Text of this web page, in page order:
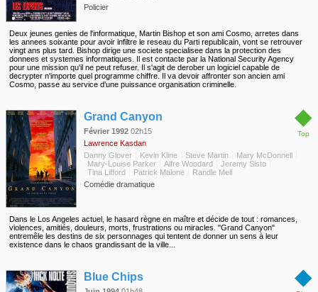
Policier
Deux jeunes genies de l'informatique, Martin Bishop et son ami Cosmo, arretes dans
les annees soixante pour avoir infiltre le reseau du Parti republicain, vont se retrouver
vingt ans plus tard. Bishop dirige une societe specialisee dans la protection des
donnees et systemes informatiques. Il est contacte par la National Security Agency
pour une mission qu'il ne peut refuser. Il s'agit de derober un logiciel capable de
decrypter n'importe quel programme chiffre. Il va devoir affronter son ancien ami
Cosmo, passe au service d'une puissance organisation criminelle.
◆
Top
Grand Canyon
Février 1992 02h15
Lawrence Kasdan
Danny Glover
Kevin Kline Steve Martin
Mary McDonnell
Mary-Louise Parker
Alfre Woodard
Jeremy Sisto
Tina Lifford
Patrick Malone
Randle Mell
Comédie dramatique
Dans le Los Angeles actuel, le hasard règne en maître et décide de tout : romances,
violences, amitiés, douleurs, morts, frustrations ou miracles. "Grand Canyon"
entremêle les destins de six personnages qui tentent de donner un sens à leur
existence dans le chaos grandissant de la ville...
◆
Blue Chips